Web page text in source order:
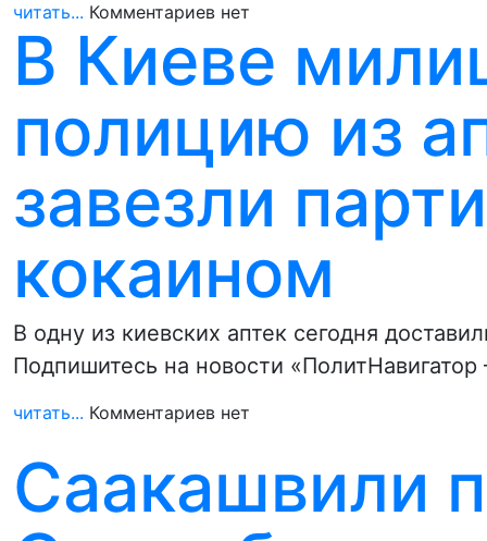
читать... Комментариев нет
В Киеве
полицию из
завезли
кокаином
В одну из киевских аптек сегодня
Подпишитесь на новости
читать... Комментариев нет
Саакашвили